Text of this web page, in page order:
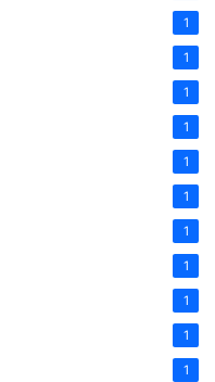
1
1
1
1
1
1
1
1
1
1
1